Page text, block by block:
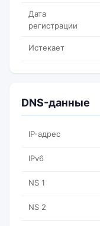
Дата
регистрации
Истекает
DNS-данные
IP-адрес
IPv6
NS 1
NS 2